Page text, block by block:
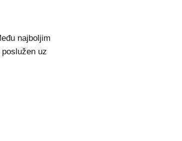
najboljim
uz